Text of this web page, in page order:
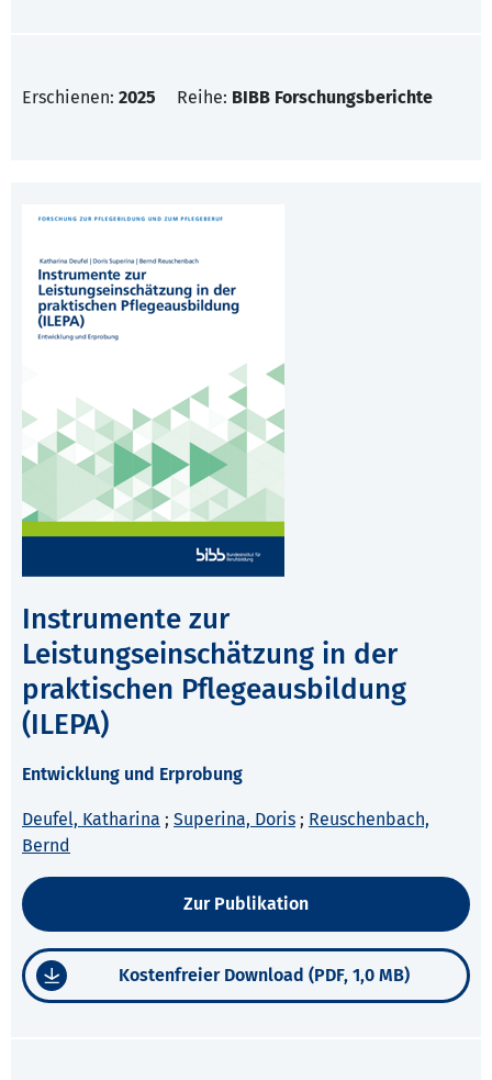
Erschienen: 2025 Reihe: BIBB Forschungsberichte
Instrumente zur
Leistungseinschätzung in der
praktischen Pflegeausbildung
(ILEPA)
Entwicklung und Erprobung
Deufel, Katharina ; Superina, Doris ; Reuschenbach,
Bernd
Zur Publikation
Kostenfreier Download (PDF, 1,0 MB)